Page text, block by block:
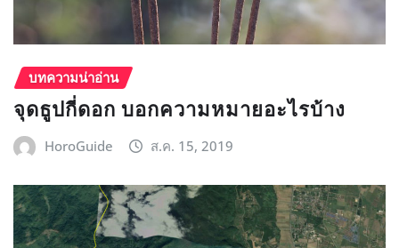
บทความน่าอ่าน
จุดธูปกี่ดอก บอกความหมายอะไรบ้าง
HoroGuide ส.ค. 15, 2019